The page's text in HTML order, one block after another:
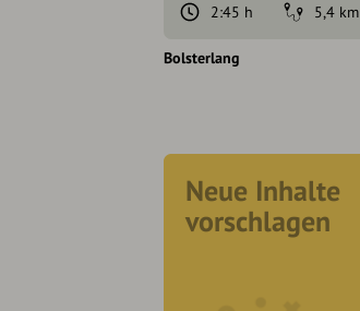
2:45 h
5,4 km
Bolsterlang
Neue Inhalte
vorschlagen